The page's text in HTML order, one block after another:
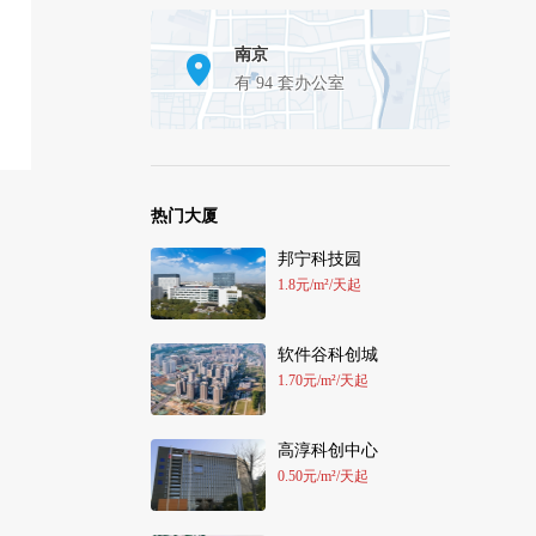
南京
有 94 套办公室
热门大厦
邦宁科技园
1.8元/m²/天起
软件谷科创城
1.70元/m²/天起
高淳科创中心
0.50元/m²/天起